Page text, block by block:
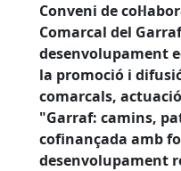
Conveni de
Comarcal del
desenvolupament
la promoció i
comarcals,
"Garraf: camins,
cofinançada amb
desenvolupament